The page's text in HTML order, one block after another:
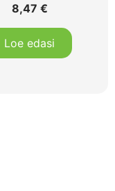
8,47 €
Loe edasi